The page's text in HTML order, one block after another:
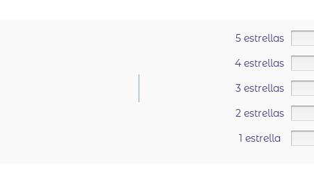
5 estrellas
4 estrellas
3 estrellas
2 estrellas
1 estrella